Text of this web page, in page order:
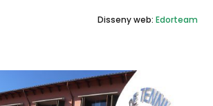
Disseny web: Edorteam